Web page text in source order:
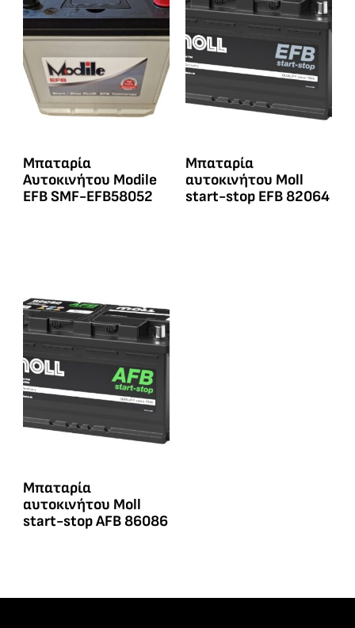
Μπαταρία
Αυτοκινήτου Modile
EFB SMF-EFB58052
Μπαταρία
αυτοκινήτου Moll
start-stop EFB 82064
Μπαταρία
αυτοκινήτου Moll
start-stop AFB 86086